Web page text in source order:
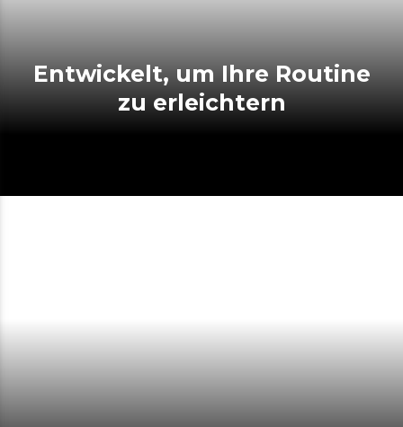
Entwickelt, um Ihre Routine
zu erleichtern